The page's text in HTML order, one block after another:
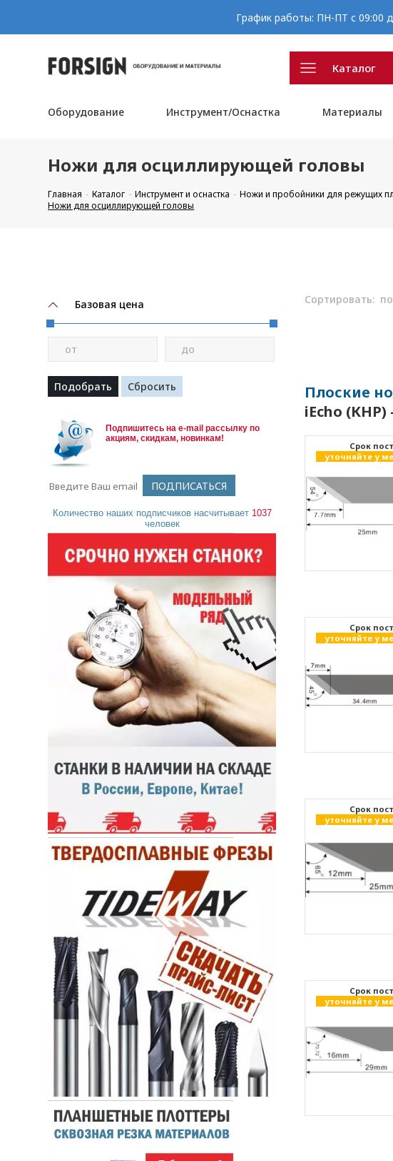
График работы: ПН-ПТ с 09:00
Каталог
Оборудование Инструмент/Оснастка Материалы
Ножи для осциллирующей головы
Главная Каталог Инструмент и оснастка Ножи и пробойники для режущих
Ножи для осциллирующей головы
Базовая цена
от до
Подпишитесь на e-mail рассылку по
акциям, скидкам, новинкам!
Количество наших подписчиков насчитывает 1037
человек
Сортировать:
Плоские
iEcho
Cрок
уточняйте у
Cрок
уточняйте у
Cрок
уточняйте у
Cрок
уточняйте у